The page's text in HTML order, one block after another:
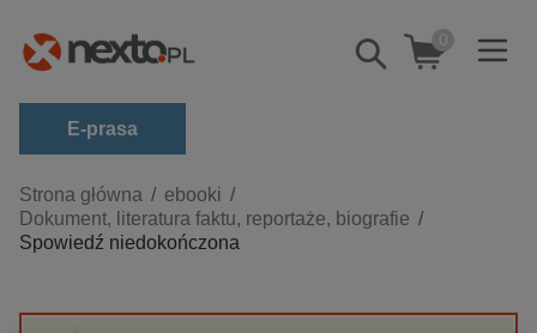
Pokaż/schowaj
wyszukiwarkę
0
E-prasa
Kategorie
Zobacz wszystkie E-prasa
biznesowe, branżowe, gospodarka
Strona główna
ebooki
Dokument, literatura faktu, reportaże, biografie
Spowiedź niedokończona